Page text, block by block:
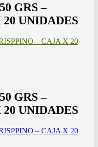
GRS –
UNIDADES
– CAJA X 20
GRS –
UNIDADES
– CAJA X 20